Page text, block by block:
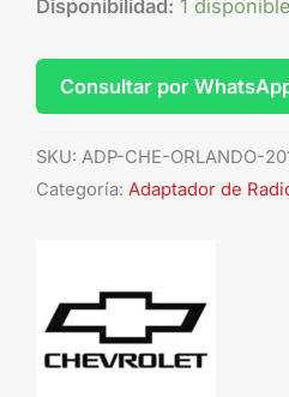
Disponibilidad: 1
Consultar por
SKU: ADP-CHE-ORLANDO-
Categoría: Adaptador de